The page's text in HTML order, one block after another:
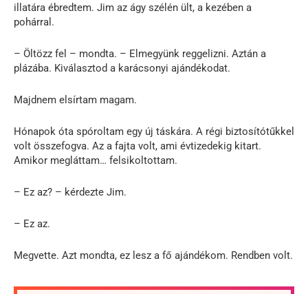
illatára ébredtem. Jim az ágy szélén ült, a kezében a
pohárral.
– Öltözz fel – mondta. – Elmegyünk reggelizni. Aztán a
plázába. Kiválasztod a karácsonyi ajándékodat.
Majdnem elsírtam magam.
Hónapok óta spóroltam egy új táskára. A régi biztosítótűkkel
volt összefogva. Az a fajta volt, ami évtizedekig kitart.
Amikor megláttam… felsikoltottam.
– Ez az? – kérdezte Jim.
– Ez az.
Megvette. Azt mondta, ez lesz a fő ajándékom. Rendben volt.